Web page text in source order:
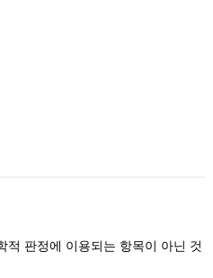
적 판정에 이용되는 항목이 아닌 것